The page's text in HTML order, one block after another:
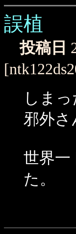
誤植
投稿日
しま
邪外さ
世界一
た。